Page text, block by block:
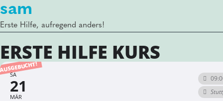
sam
Erste Hilfe, aufregend anders!
ERSTE HILFE KURS
SA
21
MÄR